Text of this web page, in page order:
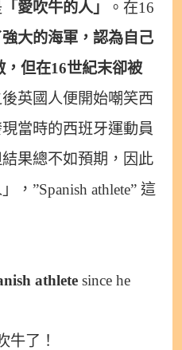
「愛吹牛的人」
。在16
大的海軍，認為自己
但在16世紀末卻被
英國人便開始嘲笑西
當時的西班牙運動員
果總不如預期，因此
，”Spanish athlete” 這
athlete since he
牛了！